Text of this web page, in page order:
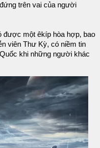
trên vai của người
được một êkíp hòa hợp, bao
viên Thư Kỳ, có niềm tin
khi những người khác